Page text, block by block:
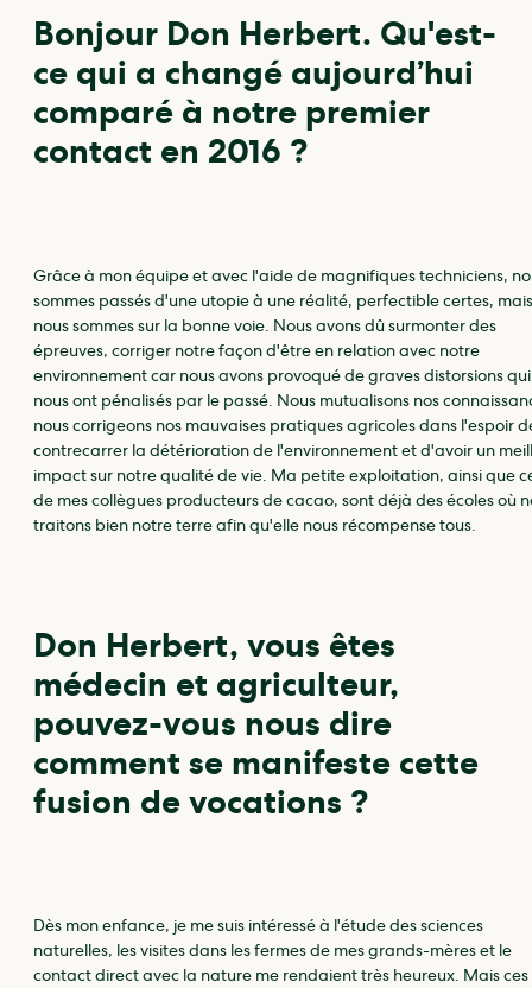
Bonjour Don Herbert. Qu'est-
ce qui a changé aujourd’hui
comparé à notre premier
contact en 2016 ?
Grâce à mon équipe et avec l'aide de magnifiques techniciens,
sommes passés d'une utopie à une réalité, perfectible certes, mais
nous sommes sur la bonne voie. Nous avons dû surmonter des
épreuves, corriger notre façon d'être en relation avec notre
environnement car nous avons provoqué de graves distorsions qui
nous ont pénalisés par le passé. Nous mutualisons nos
nous corrigeons nos mauvaises pratiques agricoles dans l'espoir
contrecarrer la détérioration de l'environnement et d'avoir un
impact sur notre qualité de vie. Ma petite exploitation, ainsi que
de mes collègues producteurs de cacao, sont déjà des écoles où
traitons bien notre terre afin qu'elle nous récompense tous.
Don Herbert, vous êtes
médecin et agriculteur,
pouvez-vous nous dire
comment se manifeste cette
fusion de vocations ?
Dès mon enfance, je me suis intéressé à l'étude des sciences
naturelles, les visites dans les fermes de mes grands-mères et le
contact direct avec la nature me rendaient très heureux. Mais ces